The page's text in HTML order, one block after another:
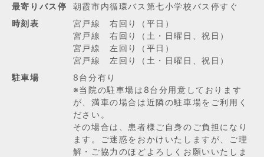
最寄りバス停
朝霞市内循環バス第七小学校バス停すぐ
時刻表
宮戸線 右回り（平日）
宮戸線 右回り（土・日曜日、祝日）
宮戸線 左回り（平日）
宮戸線 左回り（土・日曜日、祝日）
駐車場
8台分有り
※当院の駐車場は8台分用意しております
が、満車の場合は近隣の駐車場をご利用く
ださい。
その場合は、患者様ご自身のご負担になり
ます。ご迷惑をおかけいたしますが、ご理
解・ご協力のほどよろしくお願いいたしま